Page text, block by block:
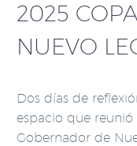
2025
NUEVO
Dos días de
espacio que reunió
Gobernador de